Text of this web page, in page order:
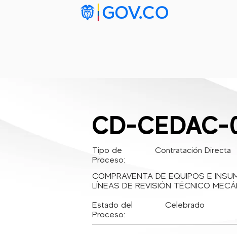
CD-CEDAC-
Tipo de
Proceso:
Contratación Directa
COMPRAVENTA DE EQUIPOS E
LÍNEAS DE REVISIÓN TÉCNICO
Estado del
Proceso:
Celebrado